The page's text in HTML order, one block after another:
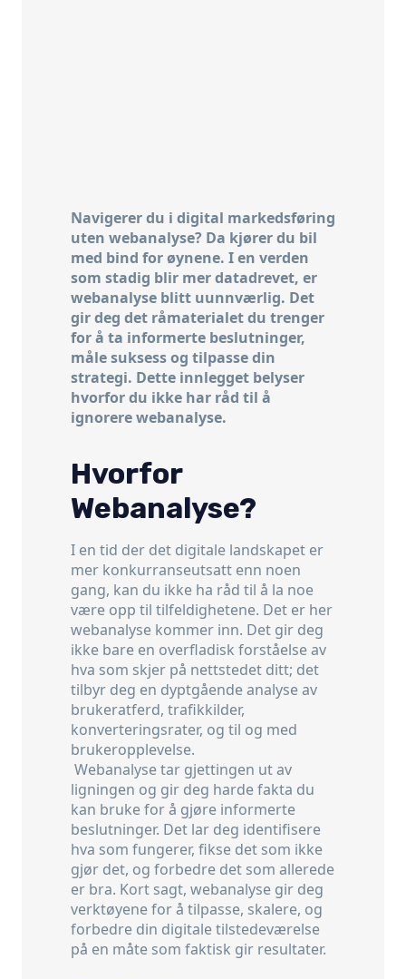
Navigerer du i digital markedsføring
uten webanalyse? Da kjører du bil
med bind for øynene. I en verden
som stadig blir mer datadrevet, er
webanalyse blitt uunnværlig. Det
gir deg det råmaterialet du trenger
for å ta informerte beslutninger,
måle suksess og tilpasse din
strategi. Dette innlegget belyser
hvorfor du ikke har råd til å
ignorere webanalyse.
Hvorfor
Webanalyse?
I en tid der det digitale landskapet er
mer konkurranseutsatt enn noen
gang, kan du ikke ha råd til å la noe
være opp til tilfeldighetene. Det er her
webanalyse kommer inn. Det gir deg
ikke bare en overfladisk forståelse av
hva som skjer på nettstedet ditt; det
tilbyr deg en dyptgående analyse av
brukeratferd, trafikkilder,
konverteringsrater, og til og med
brukeropplevelse.
Webanalyse tar gjettingen ut av
ligningen og gir deg harde fakta du
kan bruke for å gjøre informerte
beslutninger. Det lar deg identifisere
hva som fungerer, fikse det som ikke
gjør det, og forbedre det som allerede
er bra. Kort sagt, webanalyse gir deg
verktøyene for å tilpasse, skalere, og
forbedre din digitale tilstedeværelse
på en måte som faktisk gir resultater.